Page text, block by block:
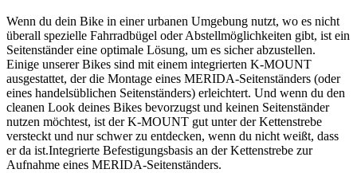
Wenn du dein Bike in einer urbanen Umgebung nutzt, wo es nicht
überall spezielle Fahrradbügel oder Abstellmöglichkeiten gibt, ist ein
Seitenständer eine optimale Lösung, um es sicher abzustellen.
Einige unserer Bikes sind mit einem integrierten K-MOUNT
ausgestattet, der die Montage eines MERIDA-Seitenständers (oder
eines handelsüblichen Seitenständers) erleichtert. Und wenn du den
cleanen Look deines Bikes bevorzugst und keinen Seitenständer
nutzen möchtest, ist der K-MOUNT gut unter der Kettenstrebe
versteckt und nur schwer zu entdecken, wenn du nicht weißt, dass
er da ist.Integrierte Befestigungsbasis an der Kettenstrebe zur
Aufnahme eines MERIDA-Seitenständers.